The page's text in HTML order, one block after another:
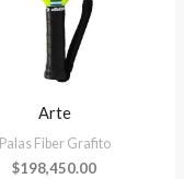
Arte
Palas Fiber Grafito
$198,450.00